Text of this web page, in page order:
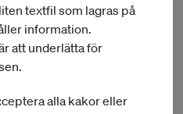
textfil som lagras på
information.
att underlätta för
alla kakor eller